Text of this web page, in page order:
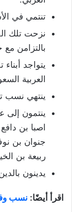
تنتمي في
نزحت تلك
بالتزامن
يتواجد
العربية
ينتهي نسب
ينتمون إلى
اصبا بن
جنوان بن
ربيعة بن
يدينون
اقرأ أيضًا: نسب